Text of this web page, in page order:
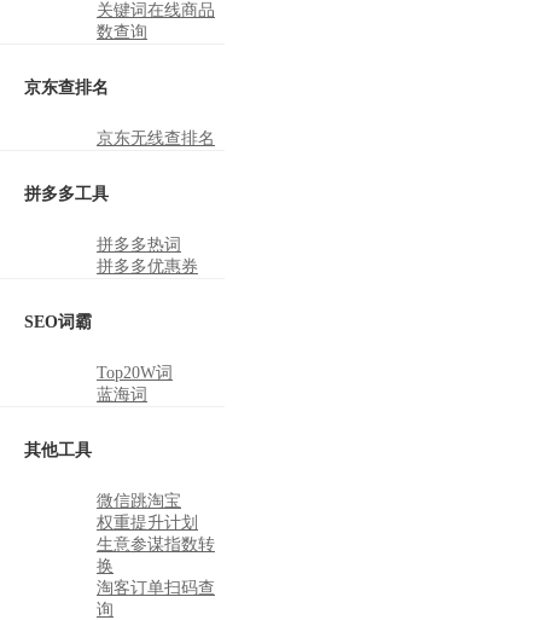
关键词在线商品
数查询
京东查排名
京东无线查排名
拼多多工具
拼多多热词
拼多多优惠券
SEO词霸
Top20W词
蓝海词
其他工具
微信跳淘宝
权重提升计划
生意参谋指数转
换
淘客订单扫码查
询